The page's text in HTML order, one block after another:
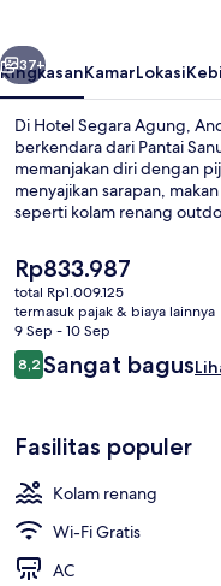
Berikutnya
37+
RingkasanKamarLokasi
Di Hotel Segara Agung,
berkendara dari Pantai
memanjakan diri dengan
menyajikan sarapan,
seperti kolam renang
Harga
saat
ini
Rp833.987
Rp833.987
total Rp1.009.125
termasuk pajak & biaya lainnya
9 Sep - 10 Sep
Ulasan
8,28,2 dari 10
Sangat bagus
Fasilitas populer
Kolam renang
Wi-Fi Gratis
AC